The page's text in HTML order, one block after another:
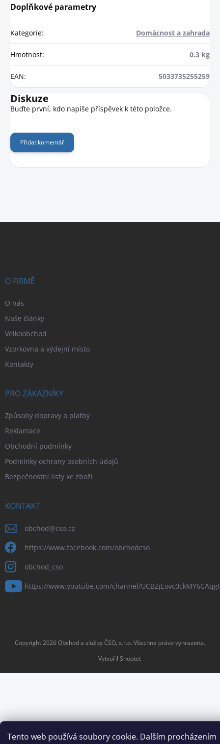
Tento web používá soubory cookie. Dalším procházením
Doplňkové parametry
Kategorie: Domácnost a zahrada
Hmotnost: 0.3 kg
EAN: 5033735255259
Diskuze
Buďte první, kdo napíše příspěvek k této položce.
Přidat komentář
O FIRMĚ
O nás
Naše články
Velkoobchod
Vzorkovna a výdejní místo
Kontakty
PRO ZÁKAZNÍKY
Způsoby dopravy a platby
Reklamace
Obchodní podmínky
Podmínky ochrany osobních údajů
Bezpečnostní listy ke zboží
KONTAKT
obchod@cso.cz
https://www.facebook.com/obchodcso
obchod_cso
https://www.youtube.com/channel/
Vytvořil Shoptet
Copyright 2026Obchod a služby ČSO, s.r.o. Všechna práva vyhrazena.